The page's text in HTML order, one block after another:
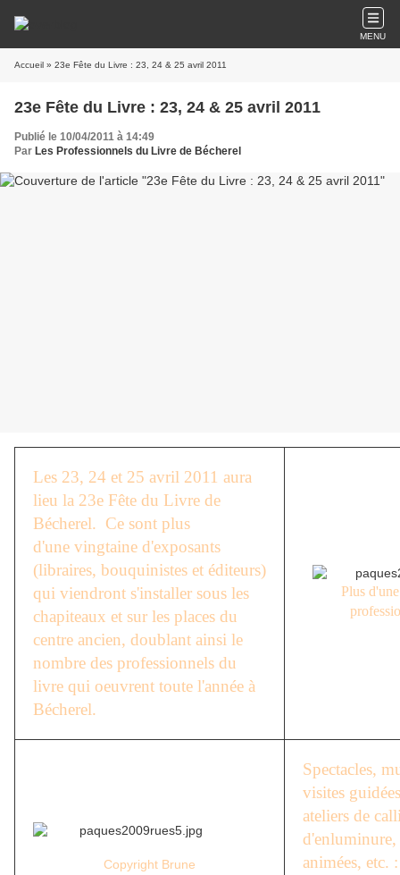
MENU
Accueil » 23e Fête du Livre : 23, 24 & 25 avril 2011
23e Fête du Livre : 23, 24 & 25 avril 2011
Publié le 10/04/2011 à 14:49
Par Les Professionnels du Livre de Bécherel
Les 23, 24 et 25 avril 2011 aura
lieu la 23e Fête du Livre de
Bécherel. Ce sont plus
d'une vingtaine d'exposants
(libraires, bouquinistes et éditeurs)
qui viendront s'installer sous les
chapiteaux et sur les places du
centre ancien, doublant ainsi le
nombre des professionnels du
livre qui oeuvrent toute l'année à
Bécherel.
Plus
Copyright Brune
Spectacles,
visites
ateliers de
d'enluminure,
animées, etc.